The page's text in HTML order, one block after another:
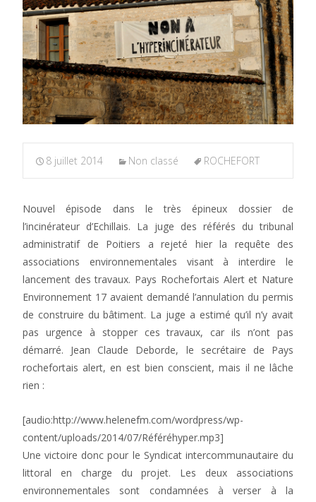
8 juillet 2014 Non classé ROCHEFORT
Nouvel épisode dans le très épineux dossier de
l’incinérateur d’Echillais. La juge des référés du tribunal
administratif de Poitiers a rejeté hier la requête des
associations environnementales visant à interdire le
lancement des travaux. Pays Rochefortais Alert et Nature
Environnement 17 avaient demandé l’annulation du permis
de construire du bâtiment. La juge a estimé qu’il n’y avait
pas urgence à stopper ces travaux, car ils n’ont pas
démarré. Jean Claude Deborde, le secrétaire de Pays
rochefortais alert, en est bien conscient, mais il ne lâche
rien :
[audio:http://www.helenefm.com/wordpress/wp-
content/uploads/2014/07/Référéhyper.mp3]
Une victoire donc pour le Syndicat intercommunautaire du
littoral en charge du projet. Les deux associations
environnementales sont condamnées à verser à la